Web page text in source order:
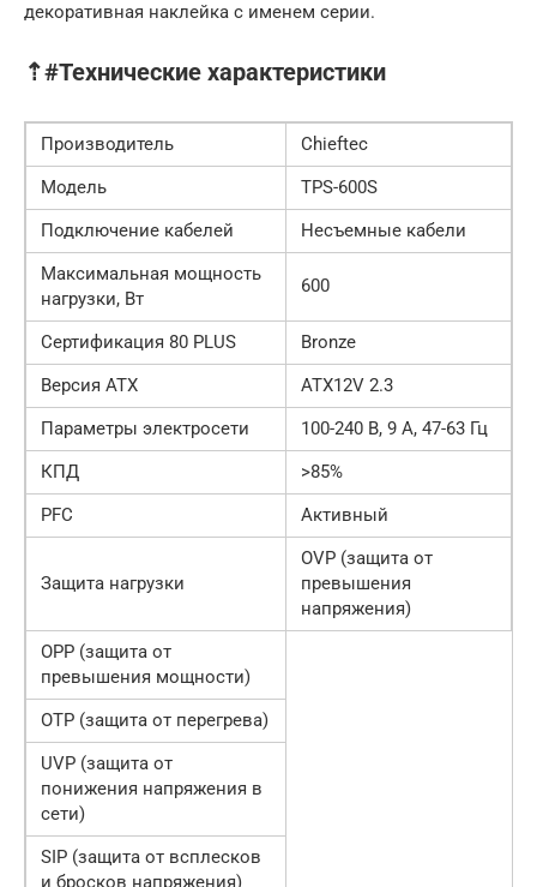
декоративная наклейка с именем серии.
⇡#Технические характеристики
Производитель
Chieftec
Модель
TPS-600S
Подключение кабелей
Несъемные кабели
Максимальная мощность
нагрузки, Вт
600
Сертификация 80 PLUS
Bronze
Версия ATX
ATX12V 2.3
Параметры электросети
100-240 В, 9 А, 47-63 Гц
КПД
>85%
PFC
Активный
Защита нагрузки
OVP (защита от
превышения
напряжения)
OPP (защита от
превышения мощности)
OTP (защита от перегрева)
UVP (защита от
понижения напряжения в
сети)
SIP (защита от всплесков
и бросков напряжения)